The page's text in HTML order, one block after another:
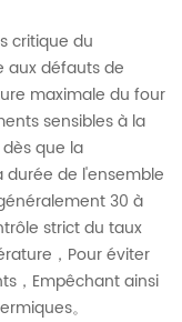
critique du
aux défauts de
maximale du four
sensibles à la
que la
de l'ensemble
30 à
strict du taux
，Pour éviter
，Empêchant ainsi
。